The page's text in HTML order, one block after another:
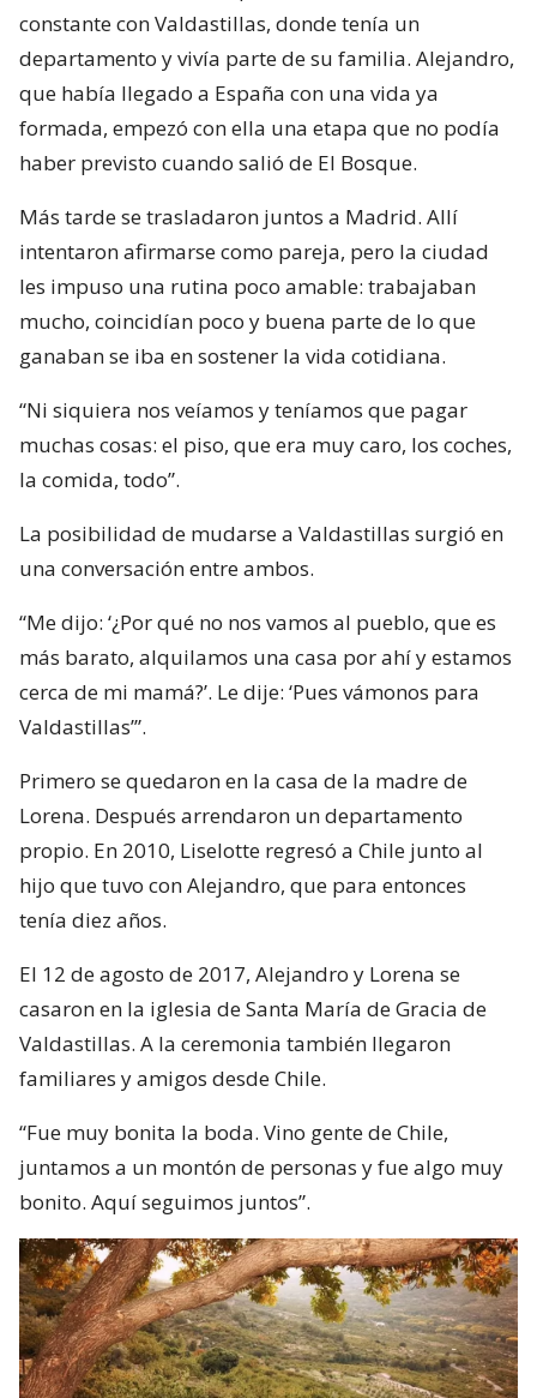
constante con Valdastillas, donde tenía un
departamento y vivía parte de su familia. Alejandro,
que había llegado a España con una vida ya
formada, empezó con ella una etapa que no podía
haber previsto cuando salió de El Bosque.
Más tarde se trasladaron juntos a Madrid. Allí
intentaron afirmarse como pareja, pero la ciudad
les impuso una rutina poco amable: trabajaban
mucho, coincidían poco y buena parte de lo que
ganaban se iba en sostener la vida cotidiana.
“Ni siquiera nos veíamos y teníamos que pagar
muchas cosas: el piso, que era muy caro, los coches,
la comida, todo”.
La posibilidad de mudarse a Valdastillas surgió en
una conversación entre ambos.
“Me dijo: ‘¿Por qué no nos vamos al pueblo, que es
más barato, alquilamos una casa por ahí y estamos
cerca de mi mamá?’. Le dije: ‘Pues vámonos para
Valdastillas’”.
Primero se quedaron en la casa de la madre de
Lorena. Después arrendaron un departamento
propio. En 2010, Liselotte regresó a Chile junto al
hijo que tuvo con Alejandro, que para entonces
tenía diez años.
El 12 de agosto de 2017, Alejandro y Lorena se
casaron en la iglesia de Santa María de Gracia de
Valdastillas. A la ceremonia también llegaron
familiares y amigos desde Chile.
“Fue muy bonita la boda. Vino gente de Chile,
juntamos a un montón de personas y fue algo muy
bonito. Aquí seguimos juntos”.